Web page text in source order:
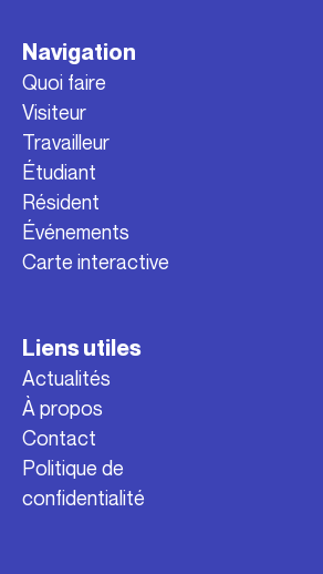
Navigation
Quoi faire
Visiteur
Travailleur
Étudiant
Résident
Événements
Carte interactive
Liens utiles
Actualités
À propos
Contact
Politique de
confidentialité